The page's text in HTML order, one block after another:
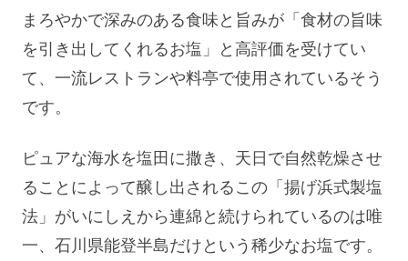
まろやかで深みのある食味と旨みが「食材の旨味
を引き出してくれるお塩」と高評価を受けてい
て、一流レストランや料亭で使用されているそう
です。
ピュアな海水を塩田に撒き、天日で自然乾燥させ
ることによって醸し出されるこの「揚げ浜式製塩
法」がいにしえから連綿と続けられているのは唯
一、石川県能登半島だけという稀少なお塩です。